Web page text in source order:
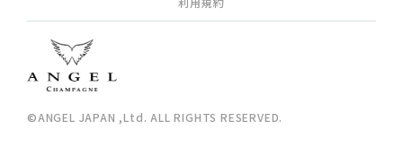
©ANGEL JAPAN ,Ltd. ALL RIGHTS RESERVED.